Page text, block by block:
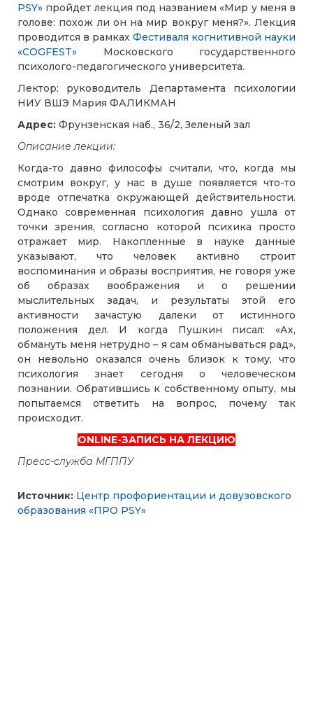
PSY» пройдет лекция под названием «Мир у меня в
голове: похож ли он на мир вокруг меня?». Лекция
проводится в рамках Фестиваля когнитивной науки
«COGFEST» Московского государственного
психолого-педагогического университета.
Лектор: руководитель Департамента психологии
НИУ ВШЭ Мария ФАЛИКМАН
Адрес: Фрунзенская наб., 36/2, Зеленый зал
Описание лекции:
Когда-то давно философы считали, что, когда мы
смотрим вокруг, у нас в душе появляется что-то
вроде отпечатка окружающей действительности.
Однако современная психология давно ушла от
точки зрения, согласно которой психика просто
отражает мир. Накопленные в науке данные
указывают, что человек активно строит
воспоминания и образы восприятия, не говоря уже
об образах воображения и о решении
мыслительных задач, и результаты этой его
активности зачастую далеки от истинного
положения дел. И когда Пушкин писал: «Ах,
обмануть меня нетрудно – я сам обманываться рад»,
он невольно оказался очень близок к тому, что
психология знает сегодня о человеческом
познании. Обратившись к собственному опыту, мы
попытаемся ответить на вопрос, почему так
происходит.
ОNLINE-ЗАПИСЬ НА ЛЕКЦИЮ
Пресс-служба МГППУ
Источник: Центр профориентации и довузовского
образования «ПРО PSY»